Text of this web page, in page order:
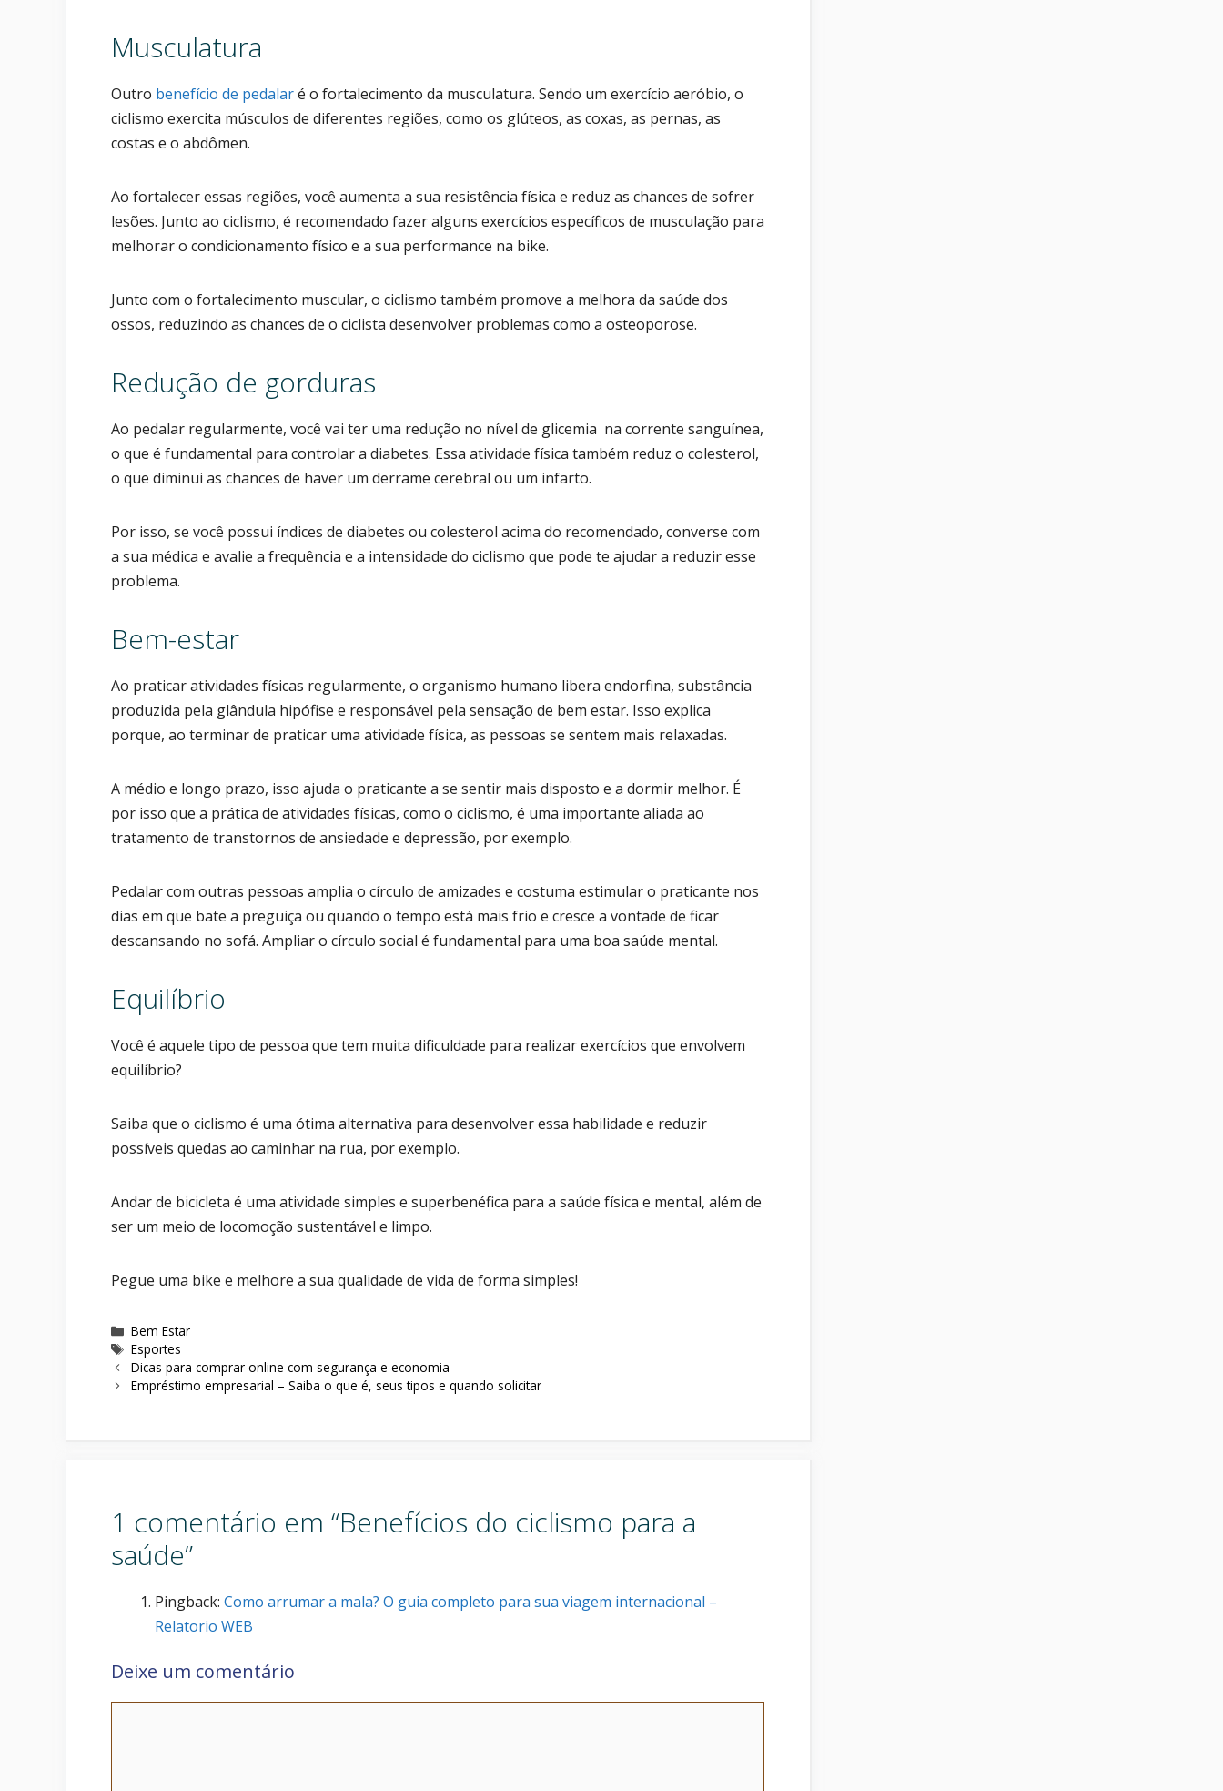
Musculatura
Outro benefício de pedalaré o fortalecimento da musculatura. Sendo um exercício aeróbio, o
ciclismo exercita músculos de diferentes regiões, como os glúteos, as coxas, as pernas, as
costas e o abdômen.
Ao fortalecer essas regiões, você aumenta a sua resistência física e reduz as chances de sofrer
lesões. Junto ao ciclismo, é recomendado fazer alguns exercícios específicos de musculação para
melhorar o condicionamento físico e a sua performance na bike.
Junto com o fortalecimento muscular, o ciclismo também promove a melhora da saúde dos
ossos, reduzindo as chances de o ciclista desenvolver problemas como a osteoporose.
Redução de gorduras
Ao pedalar regularmente, você vai ter uma redução no nível de glicemia na corrente sanguínea,
o que é fundamental para controlar a diabetes. Essa atividade física também reduz o colesterol,
o que diminui as chances de haver um derrame cerebral ou um infarto.
Por isso, se você possui índices de diabetes ou colesterol acima do recomendado, converse com
a sua médica e avalie a frequência e a intensidade do ciclismo que pode te ajudar a reduzir esse
problema.
Bem-estar
Ao praticar atividades físicas regularmente, o organismo humano libera endorfina, substância
produzida pela glândula hipófise e responsável pela sensação de bem estar. Isso explica
porque, ao terminar de praticar uma atividade física, as pessoas se sentem mais relaxadas.
A médio e longo prazo, isso ajuda o praticante a se sentir mais disposto e a dormir melhor. É
por isso que a prática de atividades físicas, como o ciclismo, é uma importante aliada ao
tratamento de transtornos de ansiedade e depressão, por exemplo.
Pedalar com outras pessoas amplia o círculo de amizades e costuma estimular o praticante nos
dias em que bate a preguiça ou quando o tempo está mais frio e cresce a vontade de ficar
descansando no sofá. Ampliar o círculo social é fundamental para uma boa saúde mental.
Equilíbrio
Você é aquele tipo de pessoa que tem muita dificuldade para realizar exercícios que envolvem
equilíbrio?
Saiba que o ciclismo é uma ótima alternativa para desenvolver essa habilidade e reduzir
possíveis quedas ao caminhar na rua, por exemplo.
Andar de bicicleta é uma atividade simples e superbenéfica para a saúde física e mental, além de
ser um meio de locomoção sustentável e limpo.
Pegue uma bike e melhore a sua qualidade de vida de forma simples!
Categorias
Bem Estar
Etiquetas
Esportes
Dicas para comprar online com segurança e economia
Empréstimo empresarial – Saiba o que é, seus tipos e quando solicitar
1 comentário em “Benefícios do ciclismo para a
saúde”
Pingback: Como arrumar a mala? O guia completo para sua viagem internacional –
Relatorio WEB
Deixe um comentário